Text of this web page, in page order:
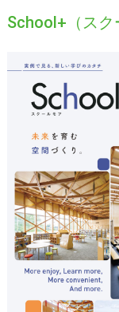
School+（ス